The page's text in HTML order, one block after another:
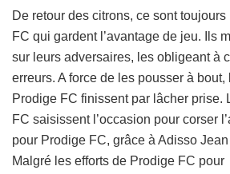
De retour des citrons, ce sont
FC qui gardent l’avantage de jeu. Ils
sur leurs adversaires, les obligeant à
erreurs. A force de les pousser à
Prodige FC finissent par lâcher prise.
FC saisissent l’occasion pour corser
pour Prodige FC, grâce à Adisso
Malgré les efforts de Prodige FC